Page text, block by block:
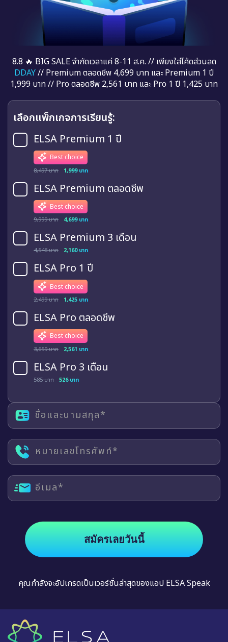
8.8 🔥 BIG SALE จำกัดเวลาแค่ 8-11 ส.ค. // เพียงใส่โค้ดส่วนลด
DDAY// Premium ตลอดชีพ 4,699 บาท และ Premium 1 ปี
1,999 บาท // Pro ตลอดชีพ 2,561 บาท และ Pro 1 ปี 1,425 บาท
เลือกแพ็กเกจการเรียนรู้:
ELSA Premium 1 ปี
Best choice
8,497 บาท 1,999 บาท
ELSA Premium ตลอดชีพ
Best choice
9,999 บาท 4,699 บาท
ELSA Premium 3 เดือน
4,548 บาท 2,160 บาท
ELSA Pro 1 ปี
Best choice
2,499 บาท 1,425 บาท
ELSA Pro ตลอดชีพ
Best choice
3,659 บาท 2,561 บาท
ELSA Pro 3 เดือน
585 บาท 526 บาท
ชื่อและนามสกุล*
หมายเลขโทรศัพท์*
อีเมล*
สมัครเลยวันนี้
คุณกำลังจะอัปเกรดเป็นเวอร์ชั่นล่าสุดของแอป ELSA Speak